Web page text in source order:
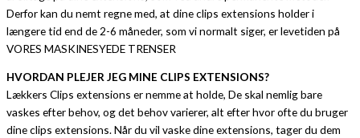
Derfor kan du nemt regne med, at dine clips extensions holder i
længere tid end de 2-6 måneder, som vi normalt siger, er levetiden på
VORES MASKINESYEDE TRENSER
HVORDAN PLEJER JEG MINE CLIPS EXTENSIONS?
Lækkers Clips extensions er nemme at holde, De skal nemlig bare
vaskes efter behov, og det behov varierer, alt efter hvor ofte du bruger
dine clips extensions. Når du vil vaske dine extensions, tager du dem